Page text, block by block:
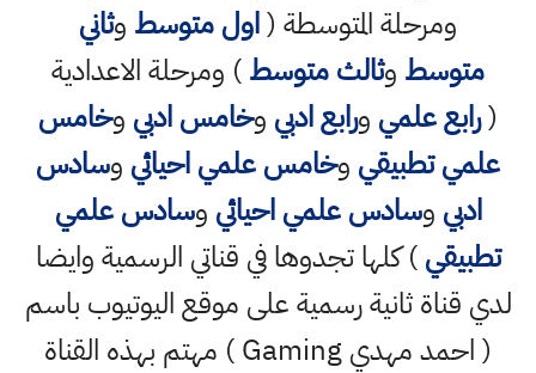
ومرحلة المتوسطة (اول متوسط وثاني
متوسط وثالث متوسط) ومرحلة الاعدادية
(رابع علمي ورابع ادبي وخامس ادبي وخامس
علمي تطبيقي وخامس علمي احيائي وسادس
ادبي وسادس علمي احيائي وسادس علمي
تطبيقي) كلها تجدوها في قناتي الرسمية وايضا
لدي قناة ثانية رسمية على موقع اليوتيوب باسم
( احمد مهدي Gaming ) مهتم بهذه القناة